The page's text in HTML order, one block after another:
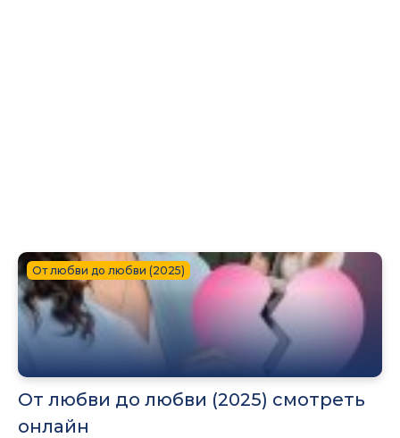
От любви до любви (2025)
От любви до любви (2025) смотреть
онлайн